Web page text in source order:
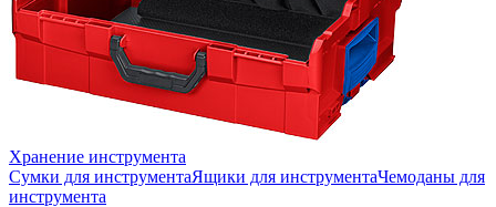
Хранение инструмента
Сумки для инструментаЯщики для инструментаЧемоданы для
инструмента